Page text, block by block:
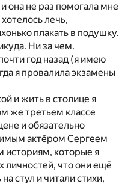
она не раз помогала мне
лечь,
плакать в подушку.
Ни за чем.
год назад (я имею
я провалила экзамены
и жить в столице я
же третьем классе
и обязательно
актёром Сергеем
историям, которые я
личностей, что они ещё
стул и читали стихи,